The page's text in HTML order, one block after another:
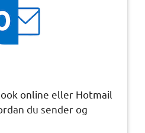
online eller Hotmail
du sender og